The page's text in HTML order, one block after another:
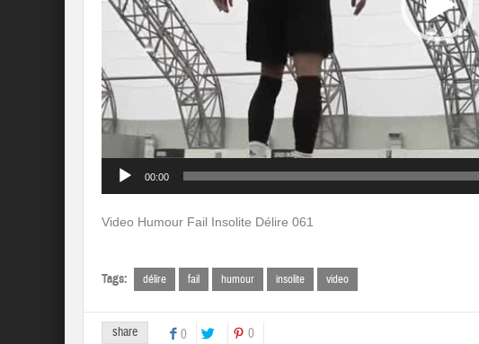
00:00
Video Humour Fail Insolite Délire 061
Tags: délire fail humour insolite video
share 0 0